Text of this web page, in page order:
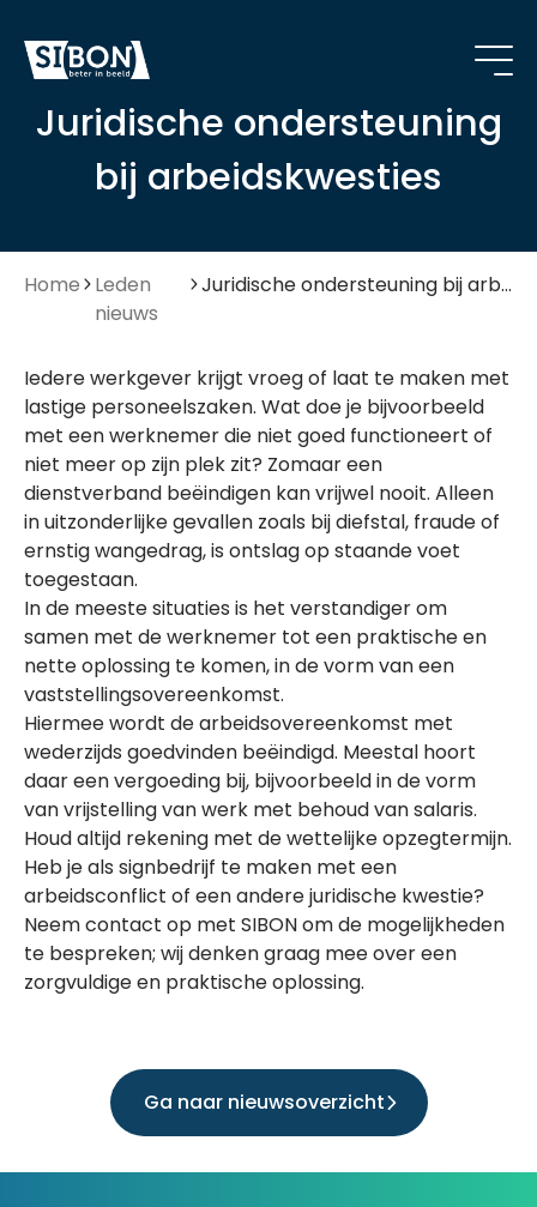
Juridische ondersteuning
bij arbeidskwesties
Home
Leden
nieuws
Juridische ondersteuning bij arbeidskwesties
Iedere werkgever krijgt vroeg of laat te maken met
lastige personeelszaken. Wat doe je bijvoorbeeld
met een werknemer die niet goed functioneert of
niet meer op zijn plek zit? Zomaar een
dienstverband beëindigen kan vrijwel nooit. Alleen
in uitzonderlijke gevallen zoals bij diefstal, fraude of
ernstig wangedrag, is ontslag op staande voet
toegestaan.
In de meeste situaties is het verstandiger om
samen met de werknemer tot een praktische en
nette oplossing te komen, in de vorm van een
vaststellingsovereenkomst.
Hiermee wordt de arbeidsovereenkomst met
wederzijds goedvinden beëindigd. Meestal hoort
daar een vergoeding bij, bijvoorbeeld in de vorm
van vrijstelling van werk met behoud van salaris.
Houd altijd rekening met de wettelijke opzegtermijn.
Heb je als signbedrijf te maken met een
arbeidsconflict of een andere juridische kwestie?
Neem contact op met SIBON om de mogelijkheden
te bespreken; wij denken graag mee over een
zorgvuldige en praktische oplossing.
Ga naar nieuwsoverzicht